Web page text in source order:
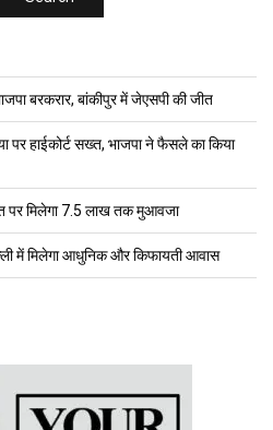
बरकरार, बांकीपुर में जेएसपी की जीत
पर हाईकोर्ट सख्त, भाजपा ने फैसले का किया
पर मिलेगा 7.5 लाख तक मुआवजा
में मिलेगा आधुनिक और किफायती आवास